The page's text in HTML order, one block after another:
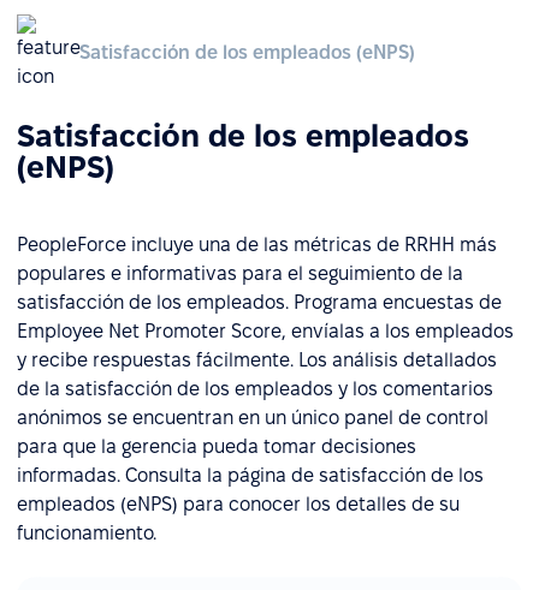
Satisfacción de los empleados (eNPS)
Satisfacción de los empleados
(eNPS)
PeopleForce incluye una de las métricas de RRHH más
populares e informativas para el seguimiento de la
satisfacción de los empleados. Programa encuestas de
Employee Net Promoter Score, envíalas a los empleados
y recibe respuestas fácilmente. Los análisis detallados
de la satisfacción de los empleados y los comentarios
anónimos se encuentran en un único panel de control
para que la gerencia pueda tomar decisiones
informadas. Consulta la página de satisfacción de los
empleados (eNPS) para conocer los detalles de su
funcionamiento.